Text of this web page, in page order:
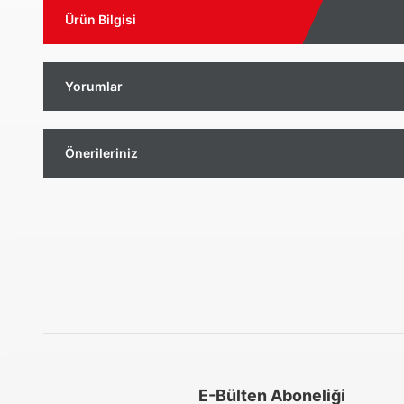
Ürün Bilgisi
Yorumlar
Önerileriniz
E-Bülten Aboneliği